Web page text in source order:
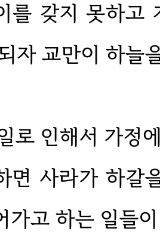
를 갖지 못하고
자 교만이 하늘
로 인해서 가정
면 사라가 하갈
가고 하는 일들